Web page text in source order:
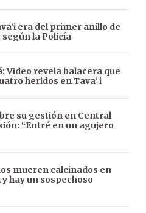
era del primer anillo de
la Policía
Video revela balacera que
heridos en Tava’ i
su gestión en Central
“Entré en un agujero
mueren calcinados en
y hay un sospechoso